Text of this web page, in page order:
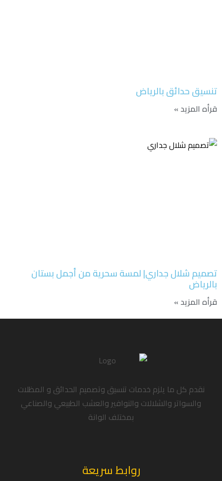
تنسيق حدائق بالرياض
قرأه المزيد »
تصميم شلال جداري| لمسة سحرية من أجمل بستان
بالرياض
قرأه المزيد »
نقدم كل ما يلزم خدمات تنسيق وتصميم الحدائق و المظلات
والسواتر والشلالات والنوافير والعشب الطبيعي والصناعي
بمختلف الوانة
روابط سريعة